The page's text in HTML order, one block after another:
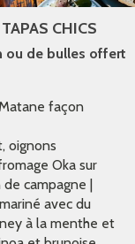
CHICS
ou de bulles offert
façon
oignons
Oka sur
campagne |
avec du
à la menthe et